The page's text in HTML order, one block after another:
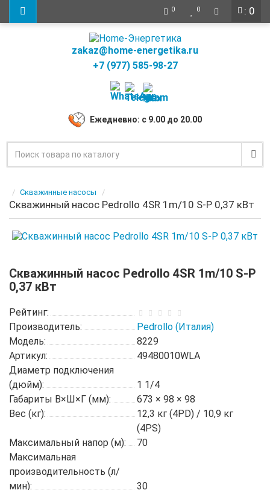
: 0
0 0
zakaz@home-energetika.ru
+7 (977) 585-98-27
Ежедневно: с 9.00 до 20.00
Скважинные насосы
Скважинный насос Pedrollo 4SR 1m/10 S-P 0,37 кВт
Скважинный насос Pedrollo 4SR 1m/10 S-P
0,37 кВт
Рейтинг:
Производитель:
Pedrollo (Италия)
Модель:
8229
Артикул:
49480010WLA
Диаметр подключения
(дюйм):
1 1/4
Габариты В×Ш×Г (мм):
673 × 98 × 98
Вес (кг):
12,3 кг (4PD) / 10,9 кг
(4PS)
Максимальный напор (м):
70
Максимальная
производительность (л/
мин):
30